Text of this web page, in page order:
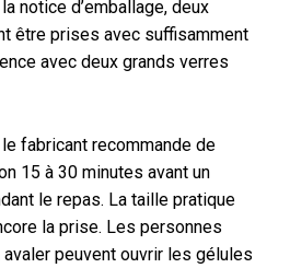
notice d’emballage, deux
être prises avec suffisamment
avec deux grands verres
fabricant recommande de
15 à 30 minutes avant un
le repas. La taille pratique
la prise. Les personnes
peuvent ouvrir les gélules